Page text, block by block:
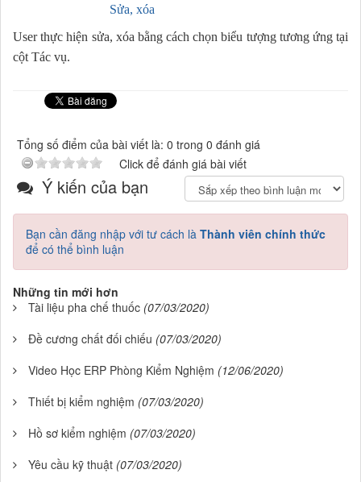
Sửa, xóa
User thực hiện sửa, xóa bằng cách chọn biểu tượng tương ứng tại
cột Tác vụ.
Tổng số điểm của bài viết là: 0 trong 0 đánh giá
Click để đánh giá bài viết
Ý kiến của bạn
Bạn cần đăng nhập với tư cách là Thành viên chính thức
để có thể bình luận
Những tin mới hơn
Tài liệu pha chế thuốc (07/03/2020)
Đề cương chất đối chiếu (07/03/2020)
Video Học ERP Phòng Kiểm Nghiệm (12/06/2020)
Thiết bị kiểm nghiệm (07/03/2020)
Hồ sơ kiểm nghiệm (07/03/2020)
Yêu cầu kỹ thuật (07/03/2020)